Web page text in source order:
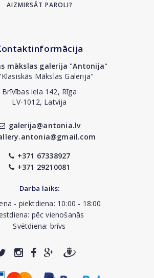
AIZMIRSĀT PAROLI?
mākslas galerija "Antonija"
Mākslas Galerija"
Brīvības iela 142, Rīga
LV-1012, Latvija
galerija@antonia.lv
+371 67338927
+371 29210081
Darba laiks:
- piektdiena: 10:00 - 18:00
pēc vienošanās
Svētdiena: brīvs